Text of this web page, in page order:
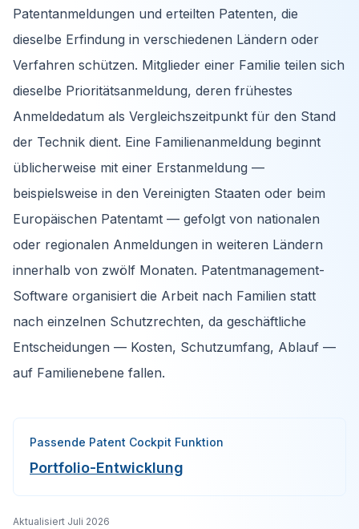
Patentanmeldungen und erteilten Patenten, die
dieselbe Erfindung in verschiedenen Ländern oder
Verfahren schützen. Mitglieder einer Familie teilen sich
dieselbe Prioritätsanmeldung, deren frühestes
Anmeldedatum als Vergleichszeitpunkt für den Stand
der Technik dient. Eine Familienanmeldung beginnt
üblicherweise mit einer Erstanmeldung —
beispielsweise in den Vereinigten Staaten oder beim
Europäischen Patentamt — gefolgt von nationalen
oder regionalen Anmeldungen in weiteren Ländern
innerhalb von zwölf Monaten. Patentmanagement-
Software organisiert die Arbeit nach Familien statt
nach einzelnen Schutzrechten, da geschäftliche
Entscheidungen — Kosten, Schutzumfang, Ablauf —
auf Familienebene fallen.
Passende Patent Cockpit Funktion
Portfolio-Entwicklung
Aktualisiert Juli 2026